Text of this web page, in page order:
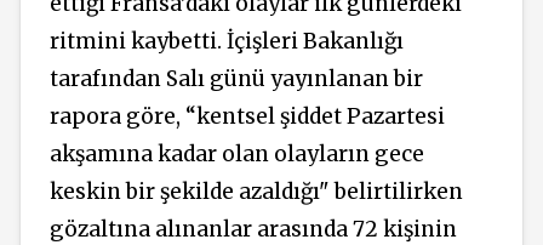
ritmini kaybetti. İçişleri Bakanlığı
tarafından Salı günü yayınlanan bir
rapora göre, “kentsel şiddet Pazartesi
akşamına kadar olan olayların gece
keskin bir şekilde azaldığı" belirtilirken
gözaltına alınanlar arasında 72 kişinin